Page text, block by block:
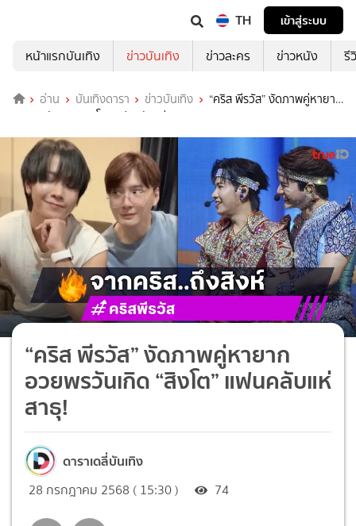
TH
เข้าสู่ระบบ
หน้าแรกบันเทิง
ข่าวบันเทิง ข่าวละคร ข่าวหนัง รี
อ่าน บันเทิงดารา ข่าวบันเทิง
“คริส พีรวัส” งัดภาพคู่หายาก
อวยพรวันเกิด “สิงโต” แฟนคลับแห่สาธุ!
“คริส พีรวัส” งัดภาพคู่หายาก
อวยพรวันเกิด “สิงโต” แฟนคลับแห่
สาธุ!
ดาราเดลี่บันเทิง
28 กรกฎาคม 2568 ( 15:30 ) 74